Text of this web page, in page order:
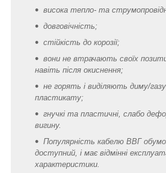
висока тепло- та
довговічність;
стійкість до корозії;
вони не втрачають своїх
навіть після окиснення;
не горять і виділяють диму/
пластикату;
гнучкі та пластичні, слабо
вигину.
Популярність кабелю ВВГ
доступний, і має відмінні
характеристики.